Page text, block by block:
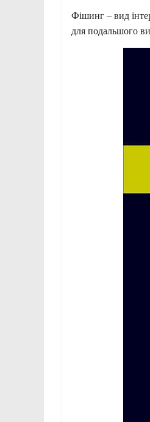
Фішинг – вид
для подальшого